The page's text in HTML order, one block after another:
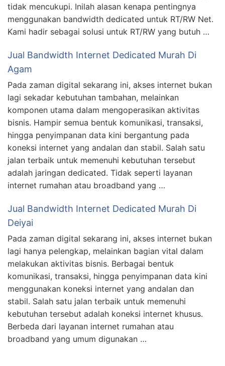
tidak mencukupi. Inilah alasan kenapa pentingnya
menggunakan bandwidth dedicated untuk RT/RW Net.
Kami hadir sebagai solusi untuk RT/RW yang butuh …
Jual Bandwidth Internet Dedicated Murah Di
Agam
Pada zaman digital sekarang ini, akses internet bukan
lagi sekadar kebutuhan tambahan, melainkan
komponen utama dalam mengoperasikan aktivitas
bisnis. Hampir semua bentuk komunikasi, transaksi,
hingga penyimpanan data kini bergantung pada
koneksi internet yang andalan dan stabil. Salah satu
jalan terbaik untuk memenuhi kebutuhan tersebut
adalah jaringan dedicated. Tidak seperti layanan
internet rumahan atau broadband yang …
Jual Bandwidth Internet Dedicated Murah Di
Deiyai
Pada zaman digital sekarang ini, akses internet bukan
lagi hanya pelengkap, melainkan bagian vital dalam
melakukan aktivitas bisnis. Berbagai bentuk
komunikasi, transaksi, hingga penyimpanan data kini
menggunakan koneksi internet yang andalan dan
stabil. Salah satu jalan terbaik untuk memenuhi
kebutuhan tersebut adalah koneksi internet khusus.
Berbeda dari layanan internet rumahan atau
broadband yang umum digunakan …